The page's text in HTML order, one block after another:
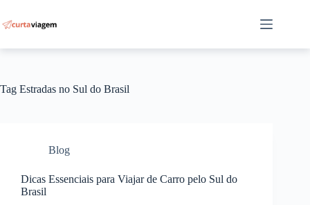
para
o
Tag Estradas no Sul do Brasil
Blog
Dicas Essenciais para Viajar de Carro pelo Sul do
Brasil